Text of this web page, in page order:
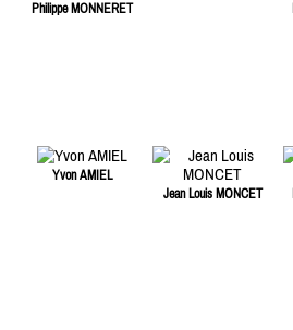
Philippe MONNERET
Yvon AMIEL
Jean Louis MONCET